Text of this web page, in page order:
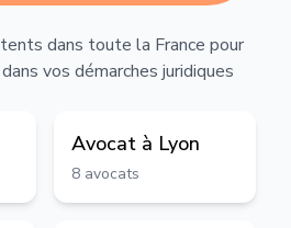
dans toute la France pour
vos démarches juridiques
Avocat à Lyon
8 avocats